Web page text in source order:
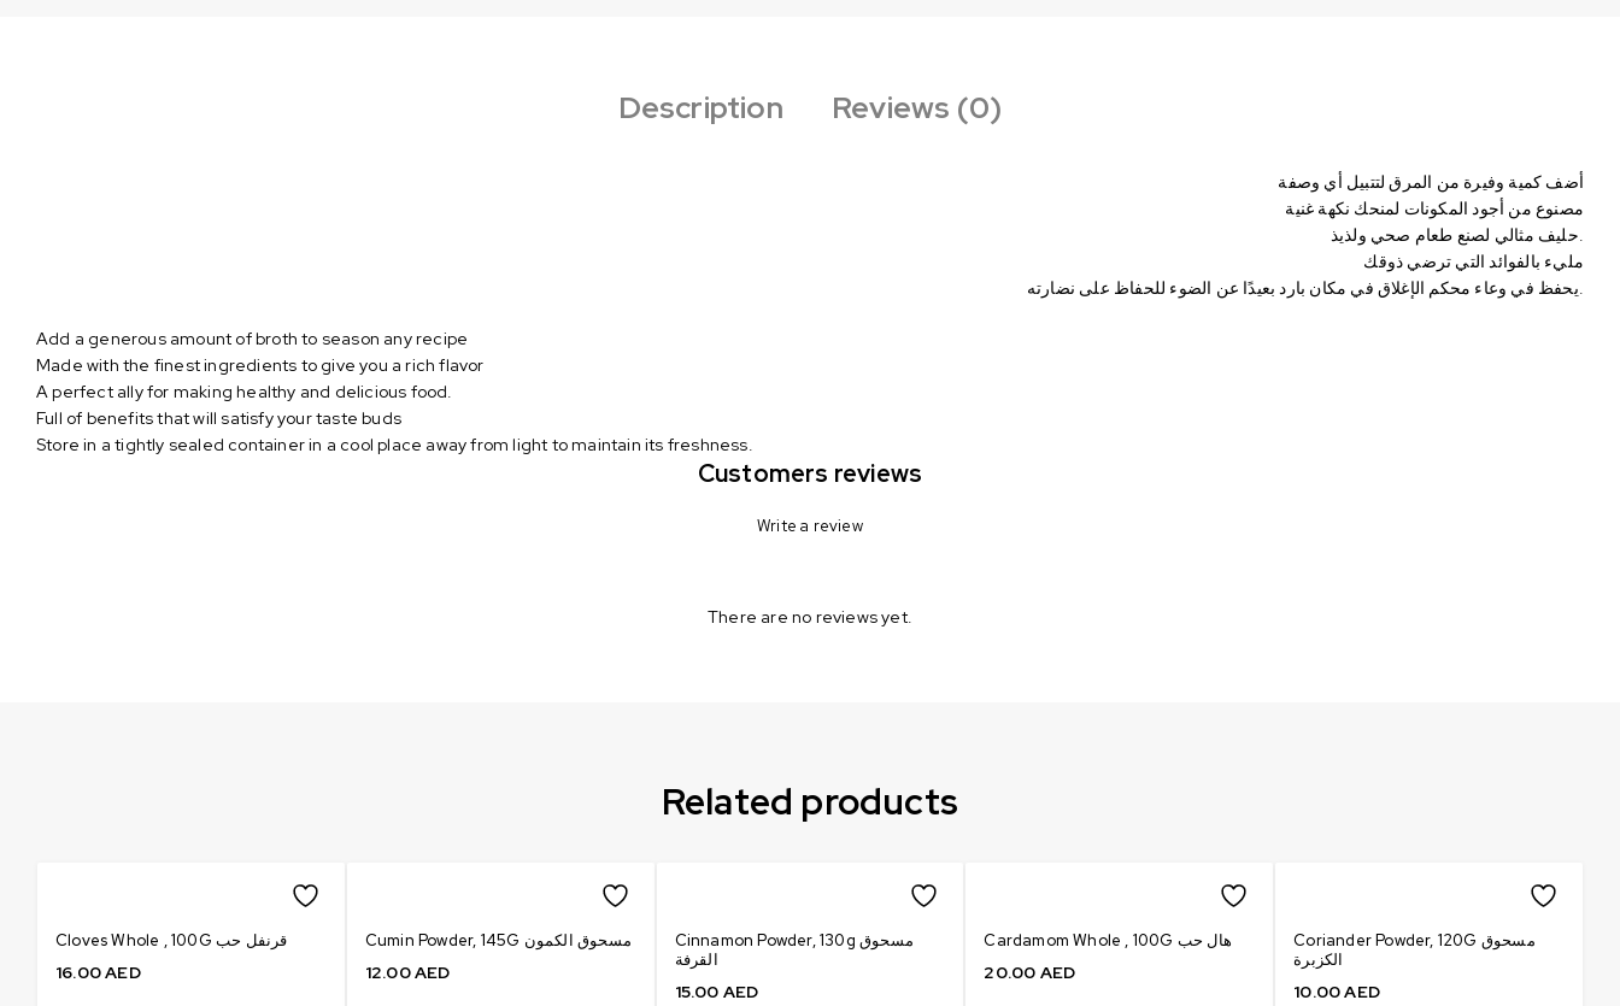
Description Reviews (0)
أضف كمية وفيرة من المرق لتتبيل أي وصفة
مصنوع من أجود المكونات لمنحك نكهة غنية
حليف مثالي لصنع طعام صحي ولذيذ.
مليء بالفوائد التي ترضي ذوقك
يحفظ في وعاء محكم الإغلاق في مكان بارد بعيدًا عن الضوء للحفاظ على نضارته.
Add a generous amount of broth to season any recipe
Made with the finest ingredients to give you a rich flavor
A perfect ally for making healthy and delicious food.
Full of benefits that will satisfy your taste buds
Store in a tightly sealed container in a cool place away from light to maintain its freshness.
Customers reviews
Write a review
There are no reviews yet.
Related products
Cloves Whole , 100G قرنفل حب
16.00AED
Cumin Powder, 145G مسحوق الكمون
12.00AED
Cinnamon Powder, 130g مسحوق
القرفة
15.00 AED
Cardamom Whole , 100G هال حب
20.00 AED
Coriander Powder, 120G مسحوق
الكزبرة
10.00AED